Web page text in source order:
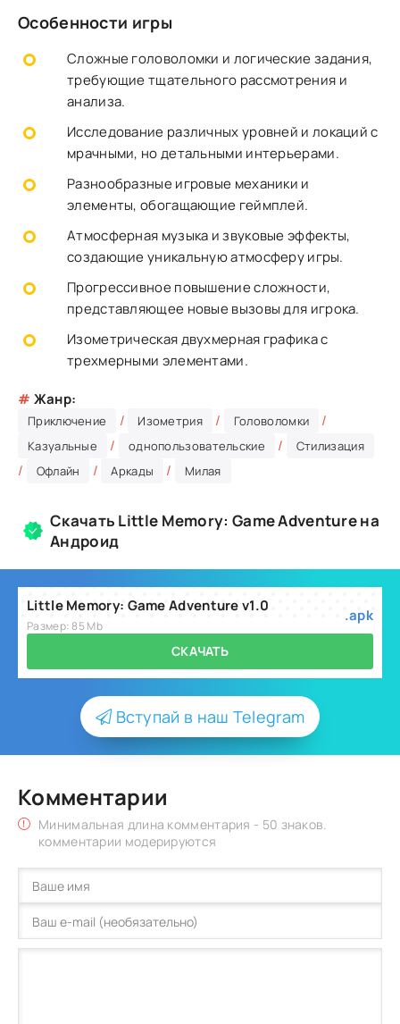
Особенности игры
Сложные головоломки и логические задания,
требующие тщательного рассмотрения и
анализа.
Исследование различных уровней и локаций с
мрачными, но детальными интерьерами.
Разнообразные игровые механики и
элементы, обогащающие геймплей.
Атмосферная музыка и звуковые эффекты,
создающие уникальную атмосферу игры.
Прогрессивное повышение сложности,
представляющее новые вызовы для игрока.
Изометрическая двухмерная графика с
трехмерными элементами.
# Жанр:
Приключение / Изометрия / Головоломки /
Казуальные / однопользовательские / Стилизация
/ Офлайн / Аркады / Милая
Скачать Little Memory: Game Adventure на
Андроид
Little Memory: Game Adventure v1.0
Размер: 85 Mb
.apk
СКАЧАТЬ
Вступай в наш Telegram
Комментарии
Минимальная длина комментария - 50 знаков.
комментарии модерируются